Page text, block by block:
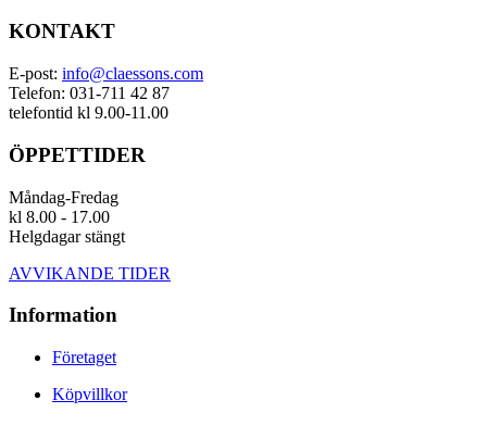
KONTAKT
E-post: info@claessons.com
Telefon: 031-711 42 87
telefontid kl 9.00-11.00
ÖPPETTIDER
Måndag-Fredag
kl 8.00 - 17.00
Helgdagar stängt
AVVIKANDE TIDER
Information
Företaget
Köpvillkor